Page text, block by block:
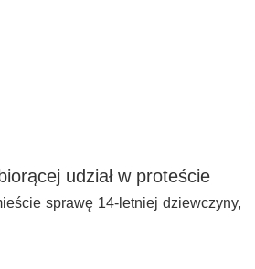
udział w proteście
sprawę 14-letniej dziewczyny,